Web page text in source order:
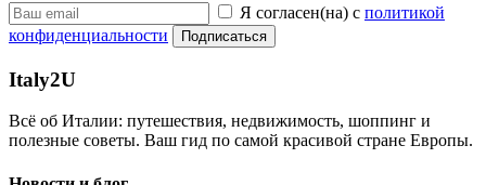
Я согласен(на) с политикой
конфиденциальности
Подписаться
Italy2U
Всё об Италии: путешествия, недвижимость, шоппинг и
полезные советы. Ваш гид по самой красивой стране Европы.